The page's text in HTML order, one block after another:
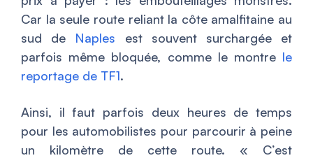
Car la seule route reliant la côte amalfitaine au
sud de Naples est souvent surchargée et
parfois même bloquée, comme le montre le
reportage de TF1.
Ainsi, il faut parfois deux heures de temps
pour les automobilistes pour parcourir à peine
un kilomètre de cette route. « C’est